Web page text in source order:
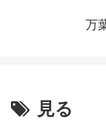
万
見る